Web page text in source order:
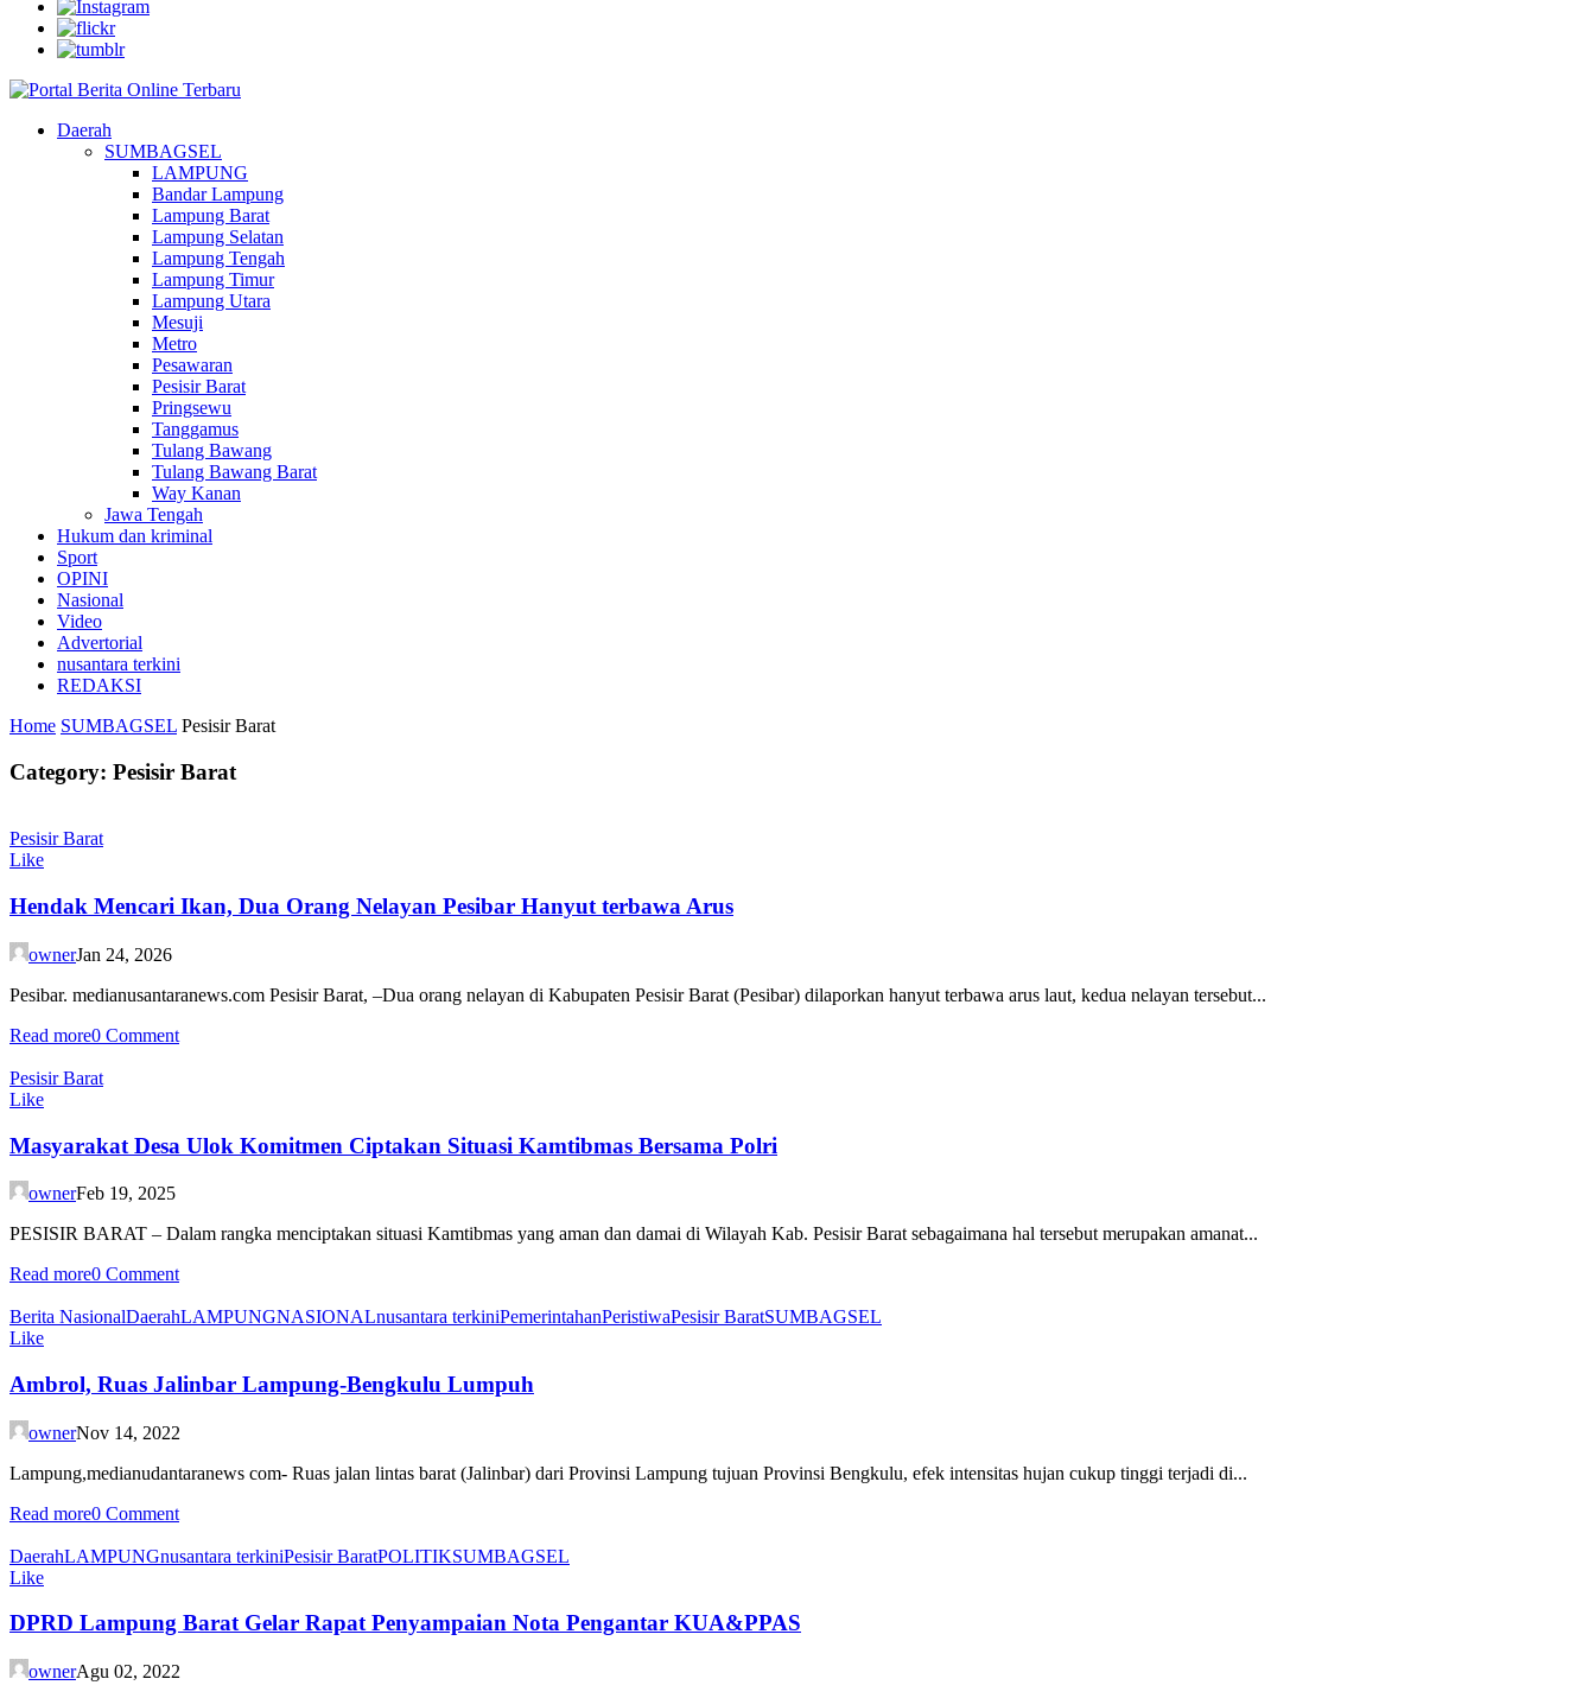
Daerah
SUMBAGSEL
LAMPUNG
Bandar Lampung
Lampung Barat
Lampung Selatan
Lampung Tengah
Lampung Timur
Lampung Utara
Mesuji
Metro
Pesawaran
Pesisir Barat
Pringsewu
Tanggamus
Tulang Bawang
Tulang Bawang Barat
Way Kanan
Jawa Tengah
Hukum dan kriminal
Sport
OPINI
Nasional
Video
Advertorial
nusantara terkini
REDAKSI
Home SUMBAGSEL Pesisir Barat
Category: Pesisir Barat
Pesisir Barat
Like
Hendak Mencari Ikan, Dua Orang Nelayan Pesibar Hanyut terbawa Arus
ownerJan 24, 2026
Pesibar. medianusantaranews.com Pesisir Barat, –Dua orang nelayan di Kabupaten Pesisir Barat (Pesibar) dilaporkan hanyut terbawa arus laut, kedua nelayan tersebut...
Read more0 Comment
Pesisir Barat
Like
Masyarakat Desa Ulok Komitmen Ciptakan Situasi Kamtibmas Bersama Polri
ownerFeb 19, 2025
PESISIR BARAT – Dalam rangka menciptakan situasi Kamtibmas yang aman dan damai di Wilayah Kab. Pesisir Barat sebagaimana hal tersebut merupakan amanat...
Read more0 Comment
Berita NasionalDaerahLAMPUNGNASIONALnusantara terkiniPemerintahanPeristiwaPesisir BaratSUMBAGSEL
Like
Ambrol, Ruas Jalinbar Lampung-Bengkulu Lumpuh
ownerNov 14, 2022
Lampung,medianudantaranews com- Ruas jalan lintas barat (Jalinbar) dari Provinsi Lampung tujuan Provinsi Bengkulu, efek intensitas hujan cukup tinggi terjadi di...
Read more0 Comment
DaerahLAMPUNGnusantara terkiniPesisir BaratPOLITIKSUMBAGSEL
Like
DPRD Lampung Barat Gelar Rapat Penyampaian Nota Pengantar KUA&PPAS
ownerAgu 02, 2022